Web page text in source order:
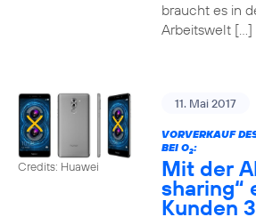
braucht es in
Arbeitswelt […]
Credits: Huawei
11. Mai 2017
VORVERKAUF
BEI O2:
Mit der
sharing“
Kunden